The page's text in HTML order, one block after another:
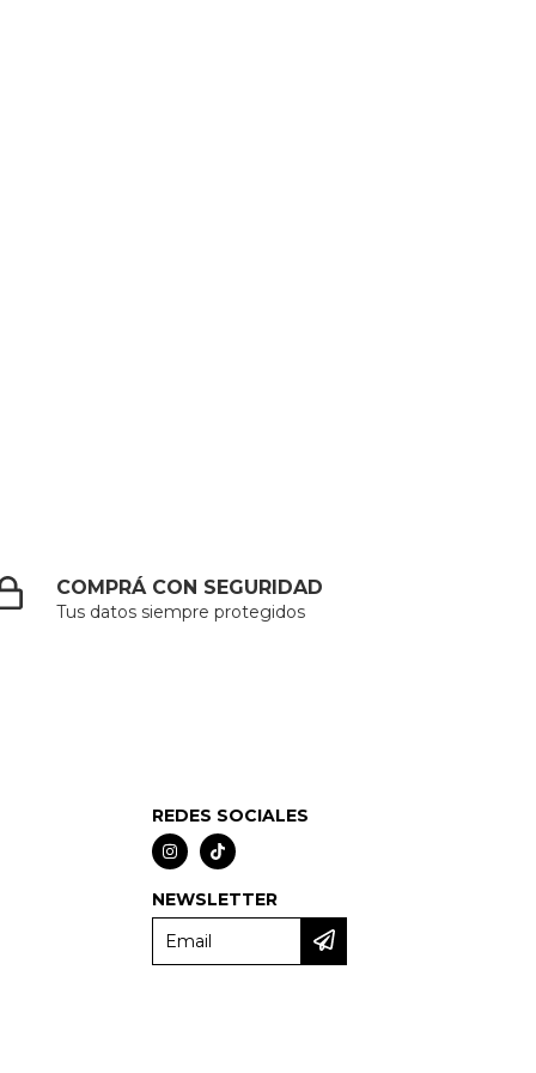
COMPRÁ CON SEGURIDAD
Tus datos siempre protegidos
REDES SOCIALES
NEWSLETTER